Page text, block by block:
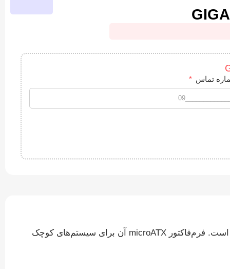
تماس
این مادربرد با بهره‌گیری از چیپست H81 و سوکت LGA 1150، برای پشتیبانی از پردازنده‌های نسل چهارم اینتل طراحی شده است. فرم‌فاکتور microATX آن برای سیستم‌های کوچک